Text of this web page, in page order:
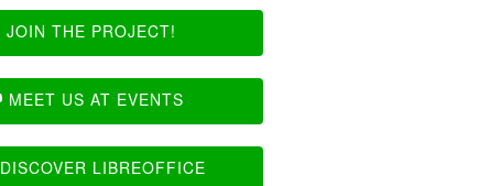
JOIN THE PROJECT!
MEET US AT EVENTS
DISCOVER LIBREOFFICE